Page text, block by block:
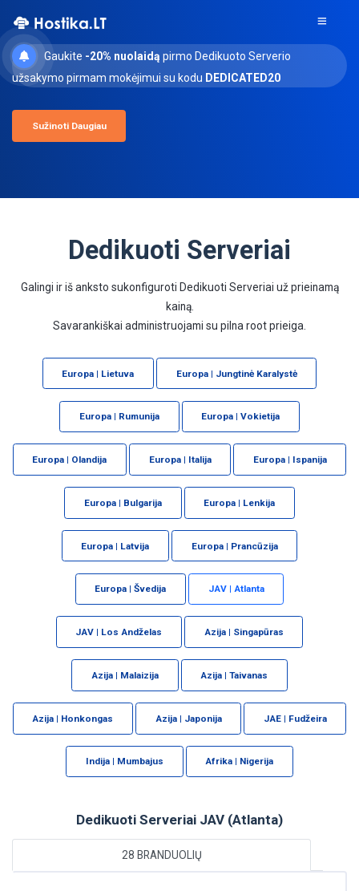
Gaukite -20% nuolaidąpirmo Dedikuoto Serverio
užsakymo pirmam mokėjimui su kodu DEDICATED20
Sužinoti Daugiau
Dedikuoti Serveriai
Galingi ir iš anksto sukonfiguroti Dedikuoti Serveriai už prieinamą
kainą.
Savarankiškai administruojami su pilna root prieiga.
Europa | Lietuva Europa | Jungtinė Karalystė
Europa | Rumunija Europa | Vokietija
Europa | Olandija Europa | Italija Europa | Ispanija
Europa | Bulgarija Europa | Lenkija
Europa | Latvija Europa | Prancūzija
Europa | Švedija JAV | Atlanta
JAV | Los Andželas Azija | Singapūras
Azija | Malaizija Azija | Taivanas
Azija | Honkongas Azija | Japonija JAE | Fudžeira
Indija | Mumbajus Afrika | Nigerija
Dedikuoti Serveriai JAV (Atlanta)
28 BRANDUOLIŲ